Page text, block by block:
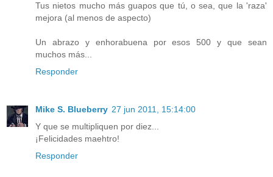
Tus nietos mucho más guapos que tú, o sea, que la 'raza'
mejora (al menos de aspecto)
Un abrazo y enhorabuena por esos 500 y que sean
muchos más...
Responder
Mike S. Blueberry 27 jun 2011, 15:14:00
Y que se multipliquen por diez...
¡Felicidades maehtro!
Responder